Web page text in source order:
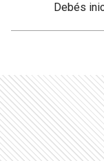
Debés